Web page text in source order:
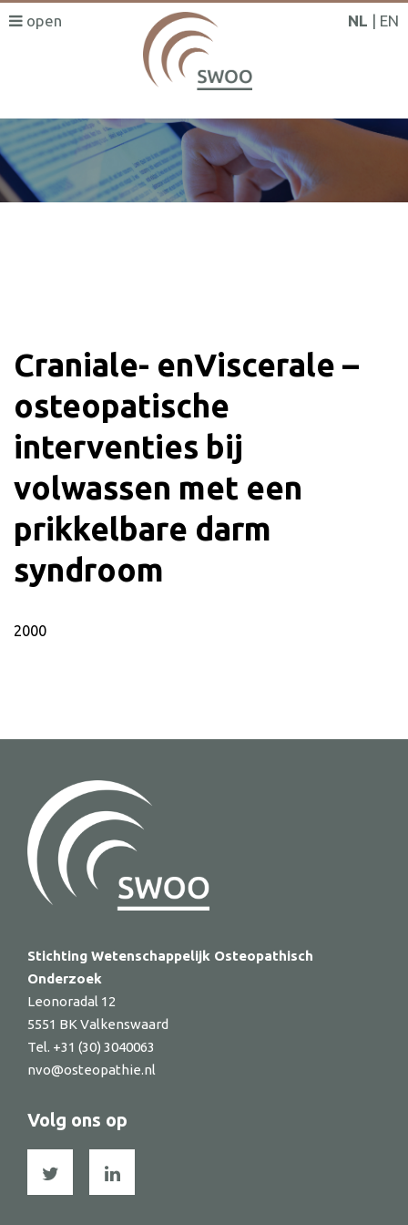
NL EN
Craniale- enViscerale –
osteopatische
interventies bij
volwassen met een
prikkelbare darm
syndroom
2000
Stichting Wetenschappelijk Osteopathisch
Onderzoek
Leonoradal 12
5551 BK Valkenswaard
Tel. +31 (30) 3040063
nvo@osteopathie.nl
Volg ons op